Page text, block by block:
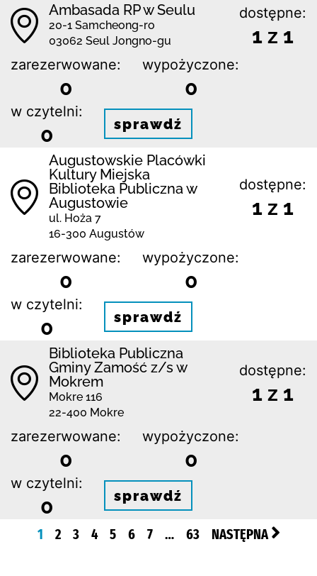
Ambasada RP w Seulu
20-1 Samcheong-ro
03062 Seul Jongno-gu
dostępne:
1 z 1
zarezerwowane:
0
wypożyczone:
0
w czytelni:
0 sprawdź
Augustowskie Placówki
Kultury Miejska
Biblioteka Publiczna w
Augustowie
ul. Hoża 7
16-300 Augustów
dostępne:
1 z 1
zarezerwowane:
0
wypożyczone:
0
w czytelni:
0 sprawdź
Biblio­teka Publiczna
Gminy Zamość z/s w
Mokrem
Mokre 116
22-400 Mokre
dostępne:
1 z 1
zarezerwowane:
0
wypożyczone:
0
w czytelni:
0 sprawdź
1 2 3 4 5 6 7 … 63 NASTĘPNA